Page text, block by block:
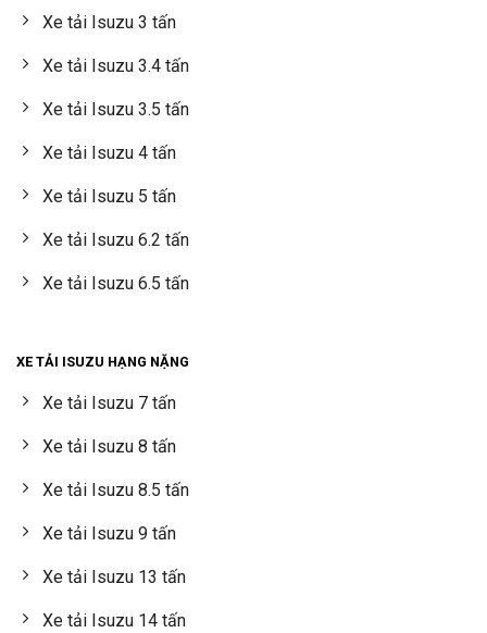
Xe tải Isuzu 3 tấn
Xe tải Isuzu 3.4 tấn
Xe tải Isuzu 3.5 tấn
Xe tải Isuzu 4 tấn
Xe tải Isuzu 5 tấn
Xe tải Isuzu 6.2 tấn
Xe tải Isuzu 6.5 tấn
XE TẢI ISUZU HẠNG NẶNG
Xe tải Isuzu 7 tấn
Xe tải Isuzu 8 tấn
Xe tải Isuzu 8.5 tấn
Xe tải Isuzu 9 tấn
Xe tải Isuzu 13 tấn
Xe tải Isuzu 14 tấn